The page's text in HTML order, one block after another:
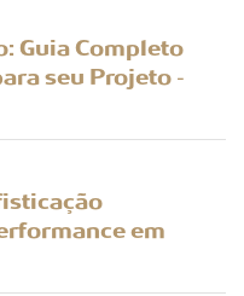
Guia Completo
seu Projeto -
em